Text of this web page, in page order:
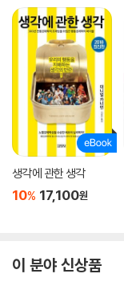
『딥러닝 레볼루션』은
지능으로 변화할 미래
의 발전 과정에 대해서
사례를 들어가며 현재
게임, 헬스케어, 번역,
지능 기술에 대한 조망
관점을 보여준다. 대가
고, 인공지능에 대한 다
에서는 인공지능과 딥
장한 여러 알고리즘의
는 설명을 통해, 인공지
세즈노스키 교수는 현
생각에 관한 생각
10% 17,100원
이 분야 신상품